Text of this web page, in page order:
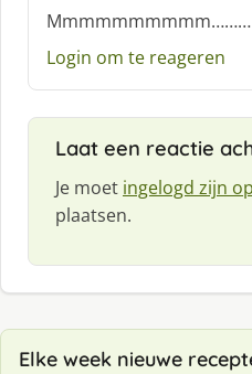
c
h
r
Mmmmmmmmmm………
Login om te reageren
Laat een reactie
Je moet ingelogd zijn op
plaatsen.
Elke week nieuwe